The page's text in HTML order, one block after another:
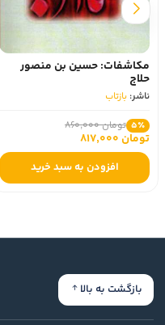
حقایق التفسیر - تفسیر عرفانی
قرآن
ناشر:بازتاب
5٪ تومان 850,000
تومان 807,500
افزودن به سبد خرید
بازگشت به بالا